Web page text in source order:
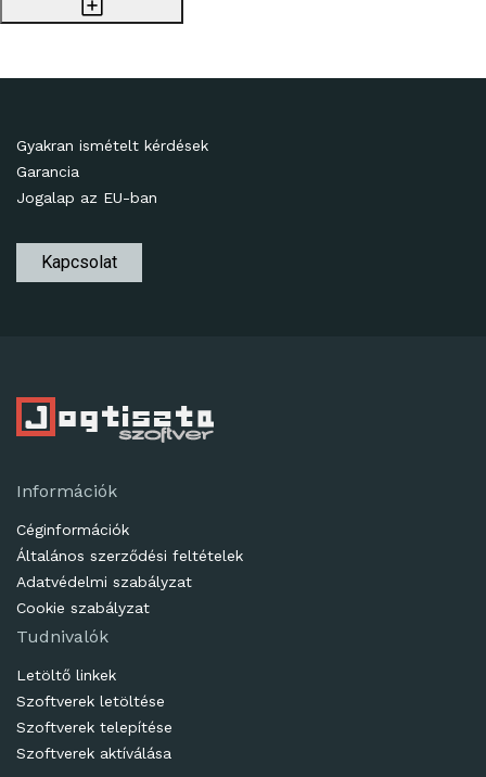
Gyakran ismételt kérdések
Garancia
Jogalap az EU-ban
Kapcsolat
Információk
Céginformációk
Általános szerződési feltételek
Adatvédelmi szabályzat
Cookie szabályzat
Tudnivalók
Letöltő linkek
Szoftverek letöltése
Szoftverek telepítése
Szoftverek aktíválása